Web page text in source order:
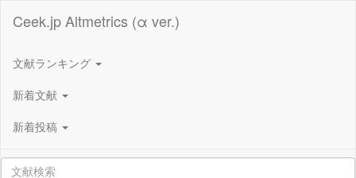
Ceek.jp Altmetrics (α ver.)
文献ランキング
新着文献
新着投稿